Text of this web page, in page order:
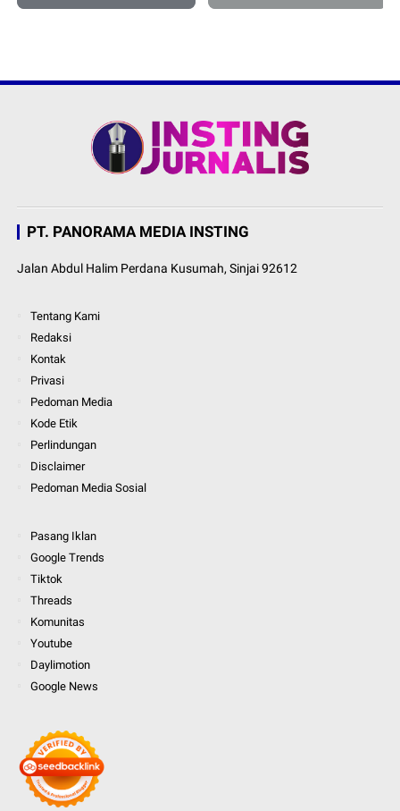
PT. PANORAMA MEDIA INSTING
Jalan Abdul Halim Perdana Kusumah, Sinjai 92612
Tentang Kami
Redaksi
Kontak
Privasi
Pedoman Media
Kode Etik
Perlindungan
Disclaimer
Pedoman Media Sosial
Pasang Iklan
Google Trends
Tiktok
Threads
Komunitas
Youtube
Daylimotion
Google News